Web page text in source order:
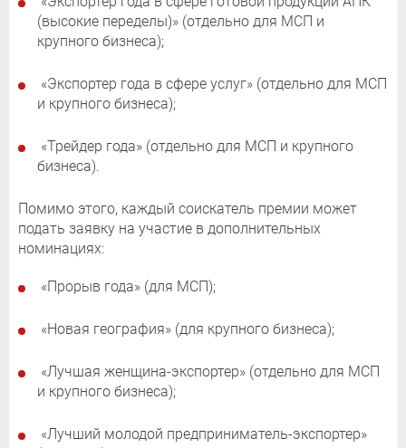
(высокие переделы)» (отдельно для МСП и
крупного бизнеса);
«Экспортер года в сфере услуг» (отдельно для МСП
и крупного бизнеса);
«Трейдер года» (отдельно для МСП и крупного
бизнеса).
Помимо этого, каждый соискатель премии может
подать заявку на участие в дополнительных
номинациях:
«Прорыв года» (для МСП);
«Новая география» (для крупного бизнеса);
«Лучшая женщина-экспортер» (отдельно для МСП
и крупного бизнеса);
«Лучший молодой предприниматель-экспортер»